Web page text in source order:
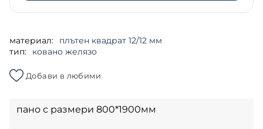
материал:
плътен квадрат 12/12 мм
тип:
ковано желязо
Добави в любими
пано с размери 800*1900мм